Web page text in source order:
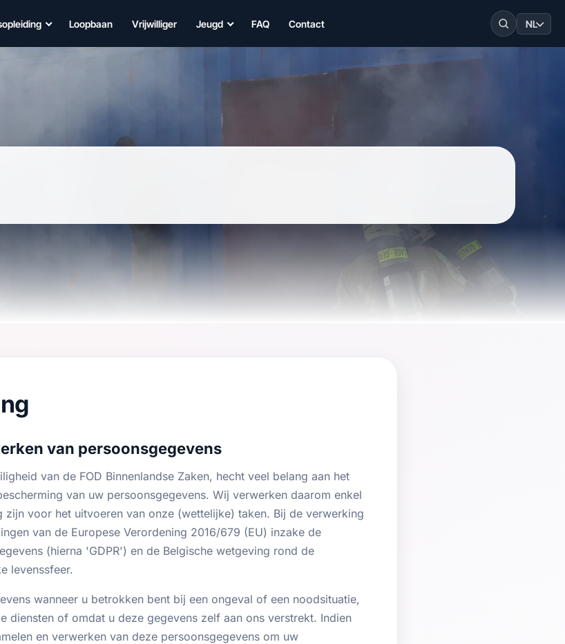
Loopbaan Vrijwilliger Jeugd FAQ Contact NL
van persoonsgegevens
van de FOD Binnenlandse Zaken, hecht veel belang aan het
van uw persoonsgegevens. Wij verwerken daarom enkel
zijn voor het uitvoeren van onze (wettelijke) taken. Bij de verwerking
van de Europese Verordening 2016/679 (EU) inzake de
(hierna 'GDPR') en de Belgische wetgeving rond de
levenssfeer.
wanneer u betrokken bent bij een ongeval of een noodsituatie,
diensten of omdat u deze gegevens zelf aan ons verstrekt. Indien
en verwerken van deze persoonsgegevens om uw